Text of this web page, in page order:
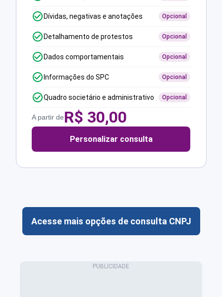
Dívidas, negativas e anotações Opcional
Detalhamento de protestos Opcional
Dados comportamentais Opcional
Informações do SPC Opcional
Quadro societário e administrativo Opcional
A partir deR$ 30,00
Personalizar consulta
Acesse mais opções de consulta CNPJ